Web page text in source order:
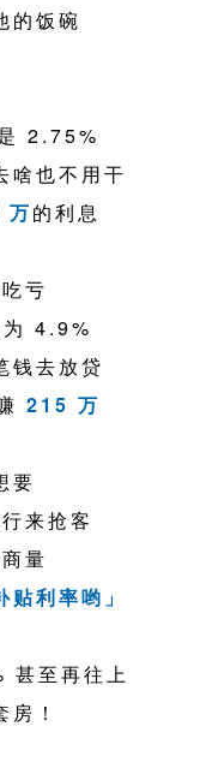
的饭碗
2.75%
啥也不用干
的利息
亏
为 4.9%
钱去放贷
215 万
要
来抢客
量
贴利率哟」
甚至再往上
！